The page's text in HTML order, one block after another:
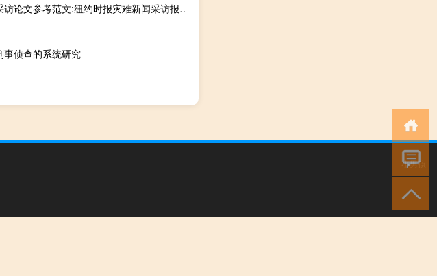
36980字硕士毕业论文新闻采访论文参考范文:纽约时报灾难新闻采访报道的特点与参考
侦查的系统研究
小男孩